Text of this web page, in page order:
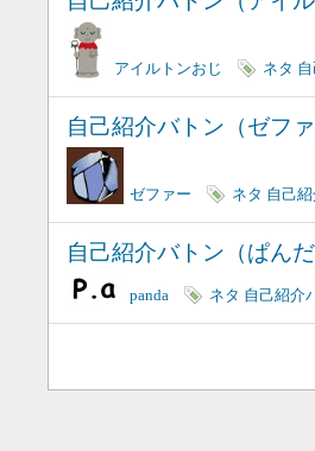
アイルトンおじ ネタ
自己紹介バトン（ゼファ
ゼファー ネタ 自己
自己紹介バトン（ぱんだ
panda ネタ 自己紹介